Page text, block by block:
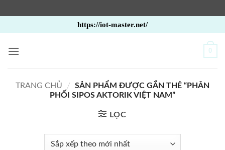
qua
nội
https://iot-master.net/
0
TRANG CHỦ /
SẢN PHẨM ĐƯỢC GẮN THẺ “PHÂN
PHỐI SIPOS AKTORIK VIỆT NAM”
LỌC